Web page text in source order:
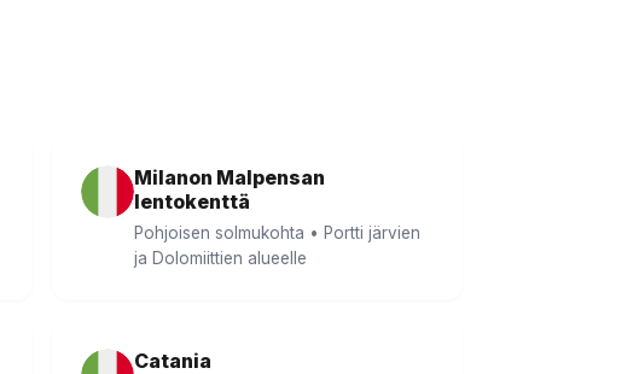
Milanon Malpensan
lentokenttä
Pohjoisen solmukohta • Portti järvien
ja Dolomiittien alueelle
Catania